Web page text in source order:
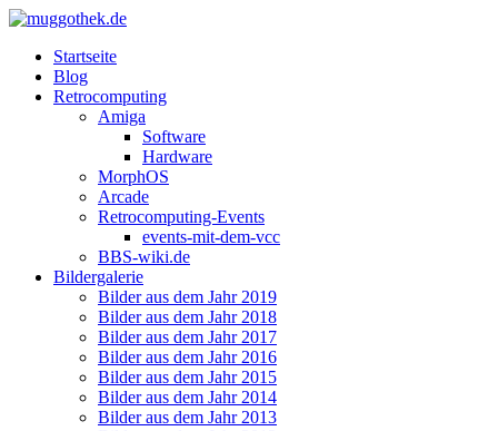
Startseite
Blog
Retrocomputing
Amiga
Software
Hardware
MorphOS
Arcade
Retrocomputing-Events
events-mit-dem-vcc
BBS-wiki.de
Bildergalerie
Bilder aus dem Jahr 2019
Bilder aus dem Jahr 2018
Bilder aus dem Jahr 2017
Bilder aus dem Jahr 2016
Bilder aus dem Jahr 2015
Bilder aus dem Jahr 2014
Bilder aus dem Jahr 2013